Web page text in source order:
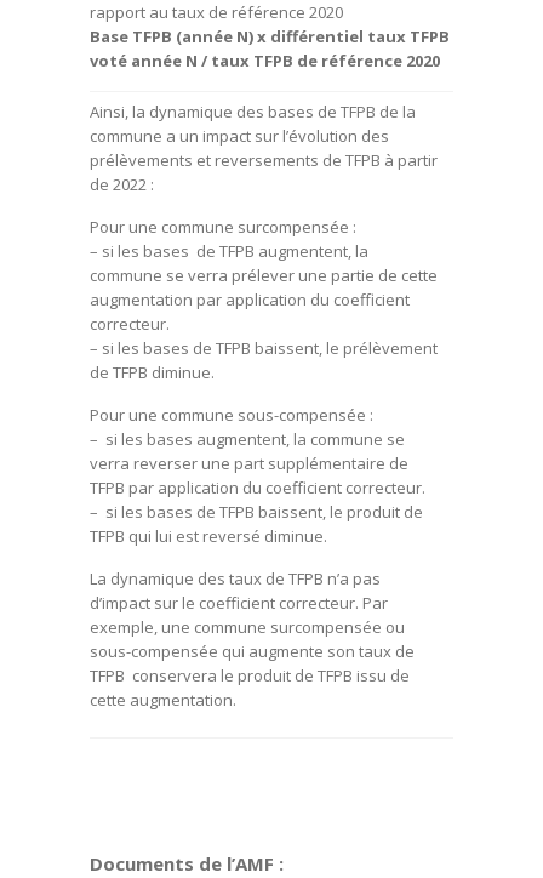
rapport au taux de référence 2020
Base TFPB (année N) x différentiel taux TFPB
voté année N / taux TFPB de référence 2020
Ainsi, la dynamique des bases de TFPB de la
commune a un impact sur l’évolution des
prélèvements et reversements de TFPB à partir
de 2022 :
Pour une commune surcompensée :
– si les bases de TFPB augmentent, la
commune se verra prélever une partie de cette
augmentation par application du coefficient
correcteur.
– si les bases de TFPB baissent, le prélèvement
de TFPB diminue.
Pour une commune sous-compensée :
– si les bases augmentent, la commune se
verra reverser une part supplémentaire de
TFPB par application du coefficient correcteur.
– si les bases de TFPB baissent, le produit de
TFPB qui lui est reversé diminue.
La dynamique des taux de TFPB n’a pas
d’impact sur le coefficient correcteur. Par
exemple, une commune surcompensée ou
sous-compensée qui augmente son taux de
TFPB conservera le produit de TFPB issu de
cette augmentation.
Documents de l’AMF :